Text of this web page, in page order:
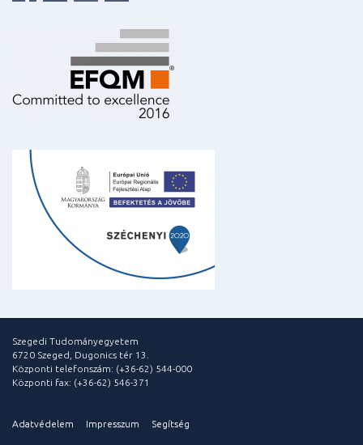
Szegedi Tudományegyetem
6720 Szeged, Dugonics tér 13.
Központi telefonszám: (+36-62) 544-000
Központi fax: (+36-62) 546-371
Adatvédelem Impresszum Segítség